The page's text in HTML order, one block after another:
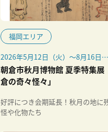
福岡エリア
2026年5月12日（火）～8月16日
（日）
※当初8月9日（日）までの予定でし
たが、好評につき会期延長
朝倉市秋月博物館 夏季特集展
倉の奇々怪々」
好評につき会期延長！秋月の地に
怪や化物たち